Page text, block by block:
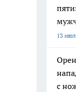
13
с